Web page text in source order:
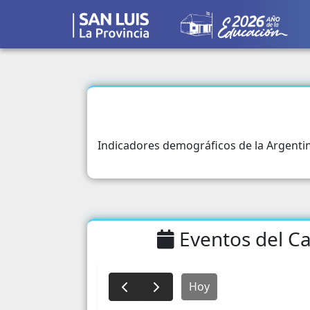
Indicadores demográficos de la
Eventos del
Hoy